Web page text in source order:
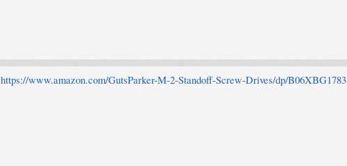
https://www.amazon.com/GutsParker-M-2-Standoff-Screw-Drives/dp/B06XBG1783